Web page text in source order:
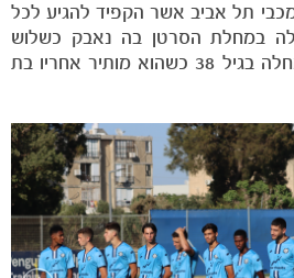
תל אביב אשר הקפיד להגיע לכל
במחלת הסרטן בה נאבק כשלוש
שנים, אך בסופן נכנע למחלה בגיל 38 כשהוא מותיר אחריו בת